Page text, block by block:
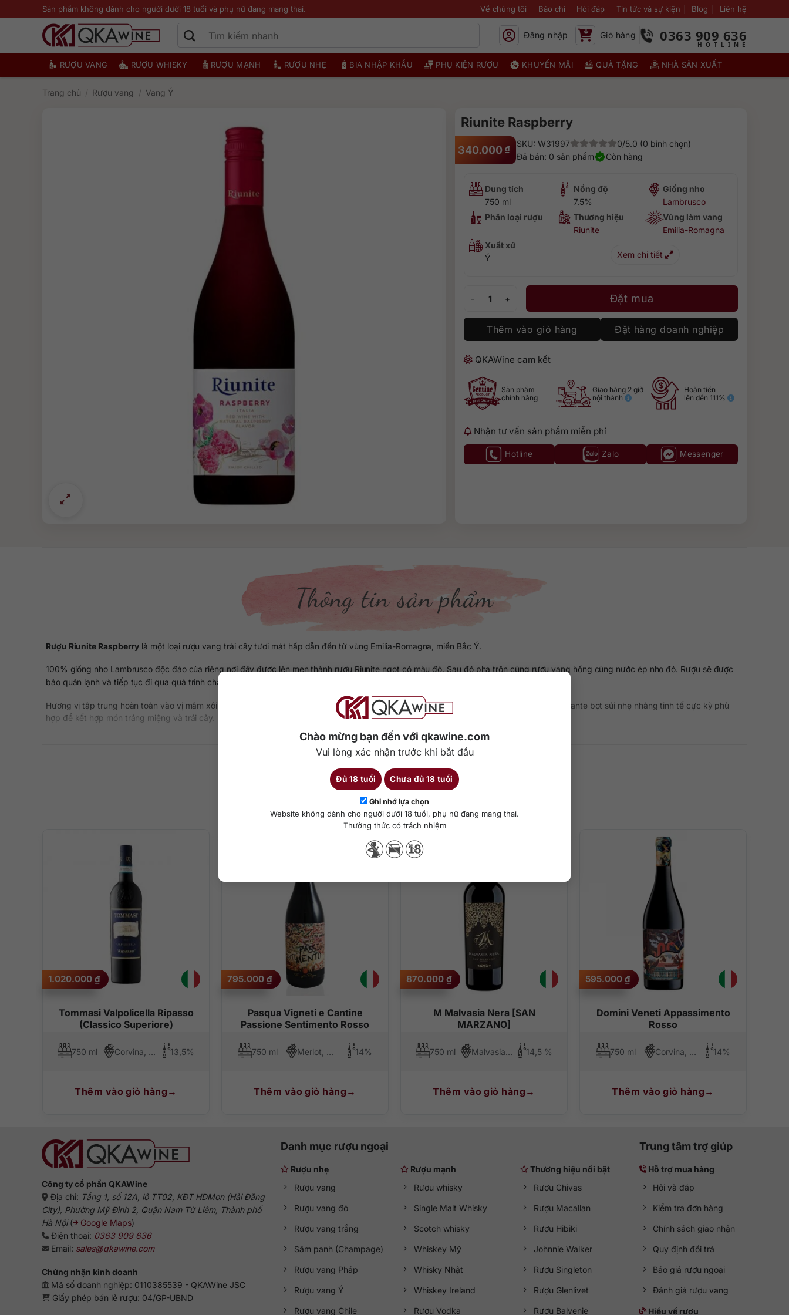
Chào mừng bạn đến với qkawine.com
Vui lòng xác nhận trước khi bắt đầu
Đủ 18 tuổi Chưa đủ 18 tuổi
Ghi nhớ lựa chọn
Website không dành cho người dưới 18 tuổi, phụ nữ đang mang thai.
Thưởng thức có trách nhiệm
qua
Sản phẩm không dành cho người dưới 18 tuổi và phụ nữ đang mang thai. Về chúng tôi Báo chí Hỏi đáp Tin tức và sự kiện Blog Liên hệ
Đăng nhập Giỏ hàng 0363 909 636
RƯỢU VANG RƯỢU WHISKY RƯỢU MẠNH RƯỢU NHẸ BIA NHẬP KHẨU PHỤ KIỆN RƯỢU KHUYẾN MÃI QUÀ TẶNG NHÀ SẢN XUẤT
Trang chủ / Rượu vang / Vang Ý
Riunite Raspberry
340.000 ₫ SKU: W31997
0/5.0 (0 bình chọn)
Đã bán: 0 sản phẩm
Còn hàng
Dung tích
750 ml
Nồng độ
7.5%
Giống nho
Lambrusco
Phân loại rượu
Thương hiệu
Riunite
Vùng làm vang
Emilia-Romagna
Xuất xứ
Ý
Xem chi tiết
Đặt mua
Thêm vào giỏ hàng Đặt hàng doanh nghiệp
QKAWine cam kết
Sản phẩm
chính hãng
Giao hàng 2 giờ
nội thành
Hoàn tiền
lên đến 111%
Nhận tư vấn sản phẩm miễn phí
Hotline Zalo Messenger
Thông tin sản phẩm
Rượu Riunite Raspberry là một loại rượu vang trái cây tươi mát hấp dẫn đến từ vùng Emilia-Romagna, miền Bắc Ý.
100% giống nho Lambrusco độc đáo của riêng nơi đây được lên men thành rượu Riunite ngọt có màu đỏ. Sau đó pha trộn cùng rượu vang hồng cùng nước ép nho đỏ. Rượu sẽ được
bảo quản lạnh và tiếp tục đi qua quá trình charmat nổi tiếng của nhà Riunite.
Hương vị tập trung hoàn toàn vào vị mâm xôi, ngọt ngào, tươi mát, quyến rũ và hết sức nhẹ nhàng với nồng độ chỉ 7.5%. Phong cách frizzante bọt sủi nhẹ nhàng tinh tế cực kỳ phù
hợp để kết hợp món tráng miệng và trái cây.
Chi tiết
Sản phẩm tương tự
Tommasi Valpolicella Ripasso
(Classico Superiore)
1.020.000 ₫
750 ml Corvina, Corvinone, Rondinella 13,5%
Thêm vào giỏ hàng
Pasqua Vigneti e Cantine
Passione Sentimento Rosso
795.000 ₫
750 ml Merlot, Corvina, Croatina 14%
Thêm vào giỏ hàng
M Malvasia Nera [SAN
MARZANO]
870.000 ₫
750 ml Malvasia Nera 14,5 %
Thêm vào giỏ hàng
Domini Veneti Appassimento
Rosso
595.000 ₫
750 ml Corvina, Corvinone, Rondinella 14%
Thêm vào giỏ hàng
Công ty cổ phần QKAWine
Địa chỉ: Tầng 1, số 12A, lô TT02, KĐT HDMon (Hải Đăng
City), Phường Mỹ Đình 2, Quận Nam Từ Liêm, Thành phố
Hà Nội( Google Maps)
Điện thoại: 0363 909 636
Email: sales@qkawine.com
Chứng nhận kinh doanh
Mã số doanh nghiệp: 0110385539 - QKAWine JSC
Giấy phép bán lẻ rượu: 04/GP-UBND
Danh mục rượu ngoại
Rượu nhẹ
Rượu vang
Rượu vang đỏ
Rượu vang trắng
Sâm panh (Champage)
Rượu vang Pháp
Rượu vang Ý
Rượu vang Chile
Rượu mạnh
Rượu whisky
Single Malt Whisky
Scotch whisky
Whiskey Mỹ
Whisky Nhật
Whiskey Ireland
Rượu Vodka
Thương hiệu nổi bật
Rượu Chivas
Rượu Macallan
Rượu Hibiki
Johnnie Walker
Rượu Singleton
Rượu Glenlivet
Rượu Balvenie
Trung tâm trợ giúp
Hỗ trợ mua hàng
Hỏi và đáp
Kiểm tra đơn hàng
Chính sách giao nhận
Quy định đổi trả
Báo giá rượu ngoại
Đánh giá rượu vang
Hiểu về rượu